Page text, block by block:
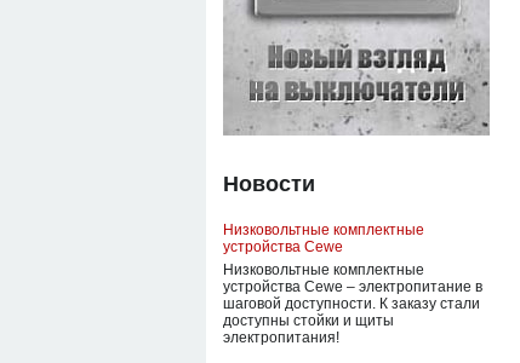
Новости
Низковольтные комплектные
устройства Cewe
Низковольтные комплектные
устройства Cewe – электропитание в
шаговой доступности. К заказу стали
доступны стойки и щиты
электропитания!